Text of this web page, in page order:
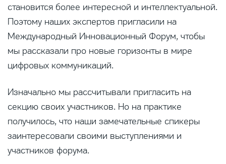
становится более интересной и интеллектуальной.
Поэтому наших экспертов пригласили на
Международный Инновационный Форум, чтобы
мы рассказали про новые горизонты в мире
цифровых коммуникаций.
Изначально мы рассчитывали пригласить на
секцию своих участников. Но на практике
получилось, что наши замечательные спикеры
заинтересовали своими выступлениями и
участников форума.